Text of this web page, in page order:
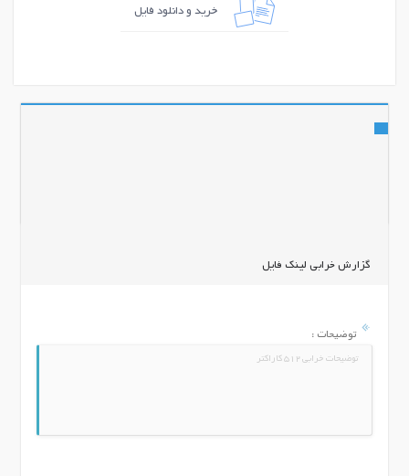
خرید و دانلود فایل
گزارش خرابی لینک فایل
توضیحات :